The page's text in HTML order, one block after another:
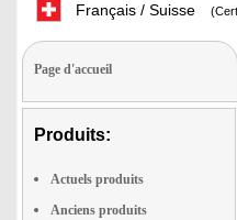
Français / Suisse
Page d'accueil
Produits:
Actuels produits
Anciens produits